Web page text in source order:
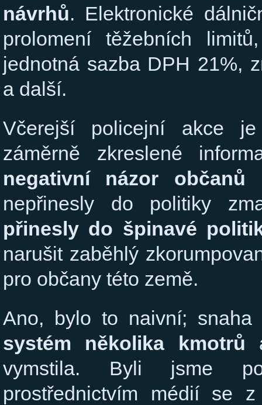
návrhů. Elektronické
prolomení těžebních
jednotná sazba DPH 21%,
a další.
Včerejší policejní akce
záměrně zkreslené
negativní názor
nepřinesly do politiky
přinesly do špinavé
narušit zaběhlý
pro občany této země.
Ano, bylo to naivní; snaha
systém několika kmotrů
vymstila. Byli jsme
prostřednictvím médií se